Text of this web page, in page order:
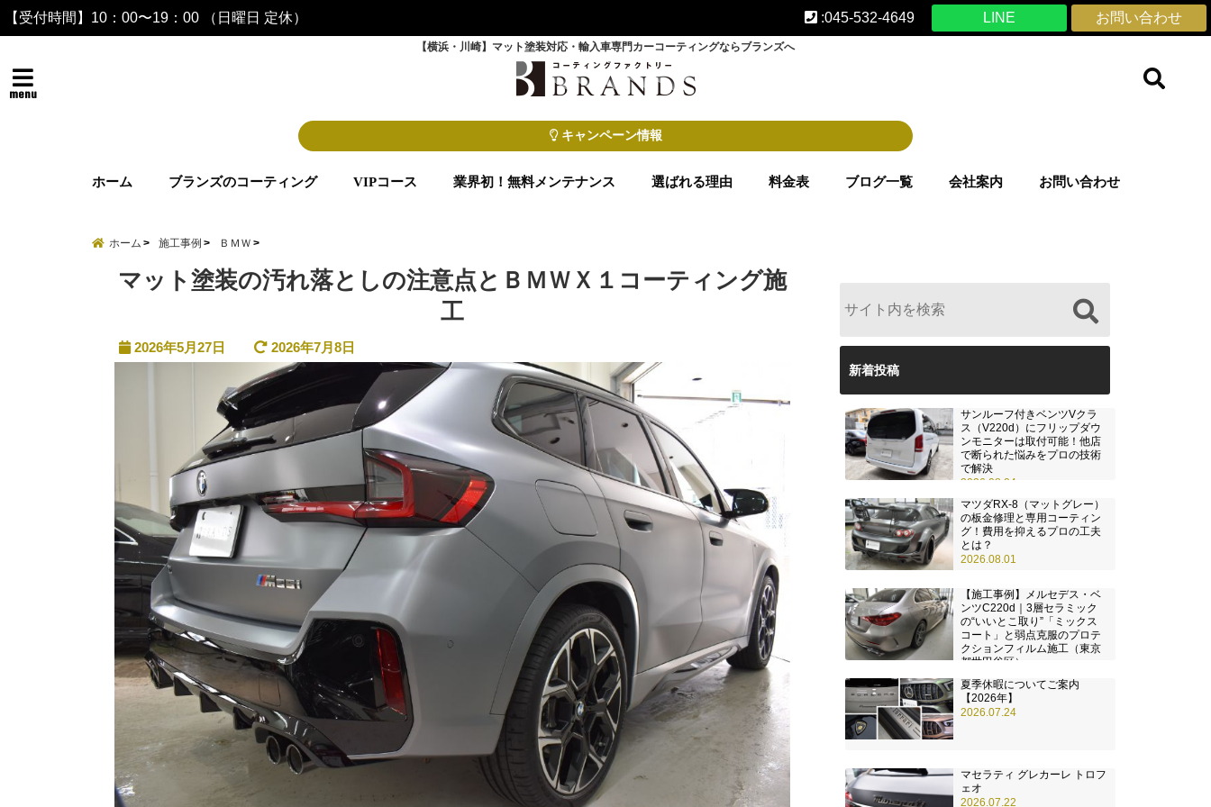
【受付時間】10：00〜19：00 （日曜日 定休） お問い合わせ
LINE
:045-532-4649
【横浜・川崎】マット塗装対応・輸入車専門カーコーティングならブランズへ
menu
キャンペーン情報
ホーム ブランズのコーティング VIPコース 業界初！無料メンテナンス 選ばれる理由 料金表 ブログ一覧 会社案内 お問い合わせ
ホーム 施工事例 ＢＭＷ
マット塗装の汚れ落としの注意点とＢＭＷＸ１コーティング施
工
2026年5月27日 2026年7月8日
新着投稿
サンルーフ付きベンツVクラ
ス（V220d）にフリップダウ
ンモニターは取付可能！他店
で断られた悩みをプロの技術
で解決
2026.08.04
マツダRX-8（マットグレー）
の板金修理と専用コーティン
グ！費用を抑えるプロの工夫
とは？
2026.08.01
【施工事例】メルセデス・ベ
ンツC220d｜3層セラミック
の“いいとこ取り”「ミックス
コート」と弱点克服のプロテ
クションフィルム施工（東京
都世田谷区）
夏季休暇についてご案内
【2026年】
2026.07.24
マセラティ グレカーレ トロフ
ェオ
2026.07.22